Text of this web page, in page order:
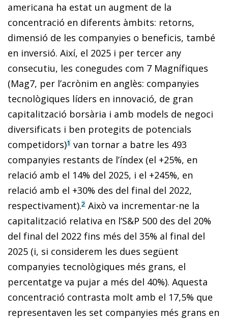
americana ha estat un augment de la
concentració en diferents àmbits: retorns,
dimensió de les companyies o beneficis, també
en inversió. Així, el 2025 i per tercer any
consecutiu, les conegudes com 7 Magnífiques
(Mag7, per l’acrònim en anglès: companyies
tecnològiques líders en innovació, de gran
capitalització borsària i amb models de negoci
diversificats i ben protegits de potencials
competidors)1 van tornar a batre les 493
companyies restants de l’índex (el +25%, en
relació amb el 14% del 2025, i el +245%, en
relació amb el +30% des del final del 2022,
respectivament).2 Això va incrementar-ne la
capitalització relativa en l’S&P 500 des del 20%
del final del 2022 fins més del 35% al final del
2025 (i, si considerem les dues següent
companyies tecnològiques més grans, el
percentatge va pujar a més del 40%). Aquesta
concentració contrasta molt amb el 17,5% que
representaven les set companyies més grans en